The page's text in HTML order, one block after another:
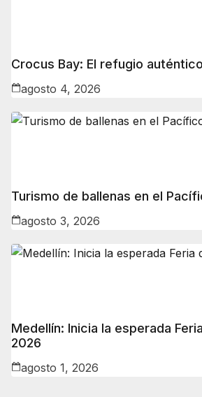
Crocus Bay: El refugio
agosto 4, 2026
Turismo de ballenas en el
agosto 3, 2026
Medellín: Inicia la esperada
2026
agosto 1, 2026